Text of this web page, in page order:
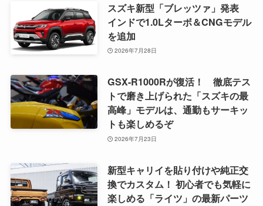
スズキ新型「ブレッツァ」発表
インドで1.0Lターボ＆CNGモデル
を追加
2026年7月28日
GSX-R1000Rが復活！ 徹底テス
トで磨き上げられた「スズキの最
高峰」モデルは、通勤もサーキッ
トも楽しめるぞ
2026年7月23日
新型キャリイを貼り付けや純正交
換でカスタム！ 初心者でも気軽に
楽しめる「ライツ」の最新パーツ